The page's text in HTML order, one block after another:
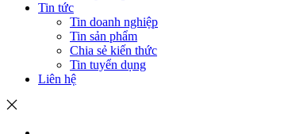
Tin tức
Tin doanh nghiệp
Tin sản phẩm
Chia sẻ kiến thức
Tin tuyển dụng
Liên hệ